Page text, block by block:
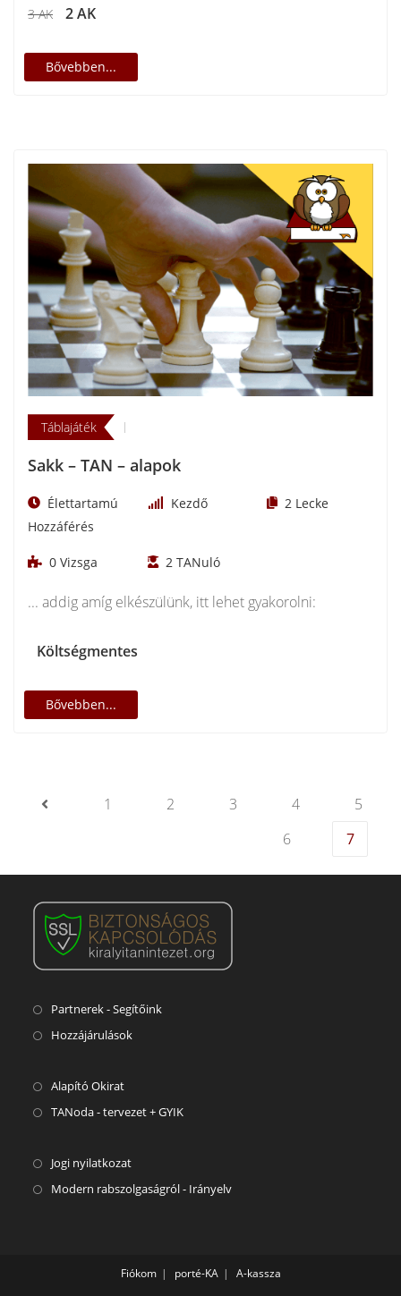
3 AK 2 AK
Bővebben...
Táblajáték
Sakk – TAN – alapok
Élettartamú
Hozzáférés
Kezdő 2 Lecke
0 Vizsga 2TANuló
... addig amíg elkészülünk, itt lehet gyakorolni:
Költségmentes
Bővebben...
1 2 3 4
5
6
7
Partnerek - Segítőink
Hozzájárulások
Alapító Okirat
TANoda - tervezet + GYIK
Jogi nyilatkozat
Modern rabszolgaságról - Irányelv
Fiókom porté-KA A-kassza